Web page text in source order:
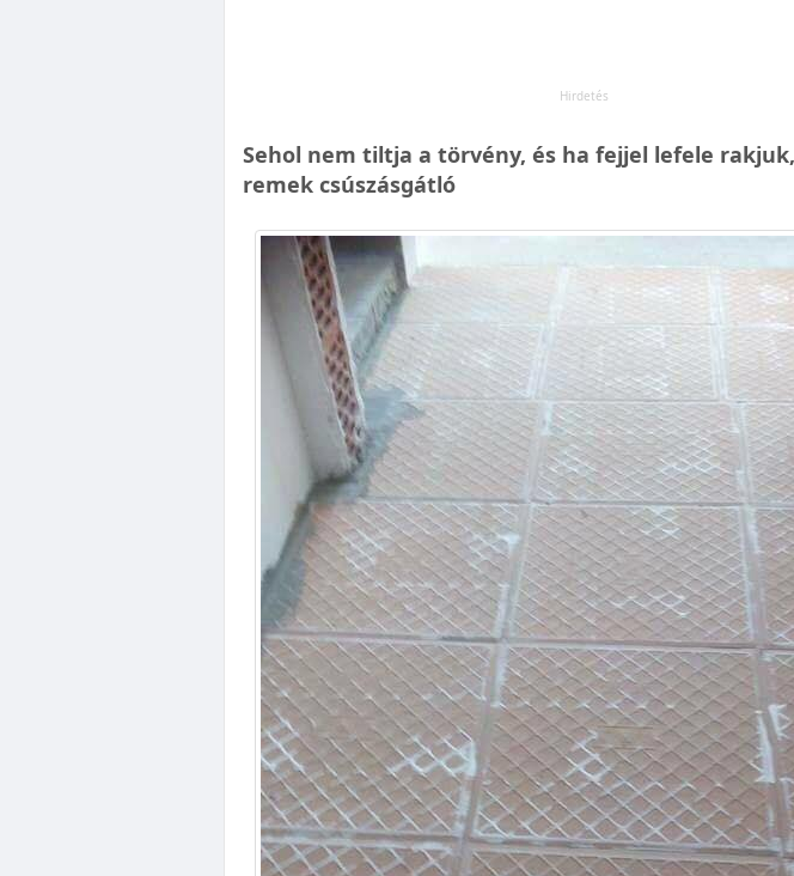
Sehol nem tiltja a törvény, és ha fejjel lefele
remek csúszásgátló